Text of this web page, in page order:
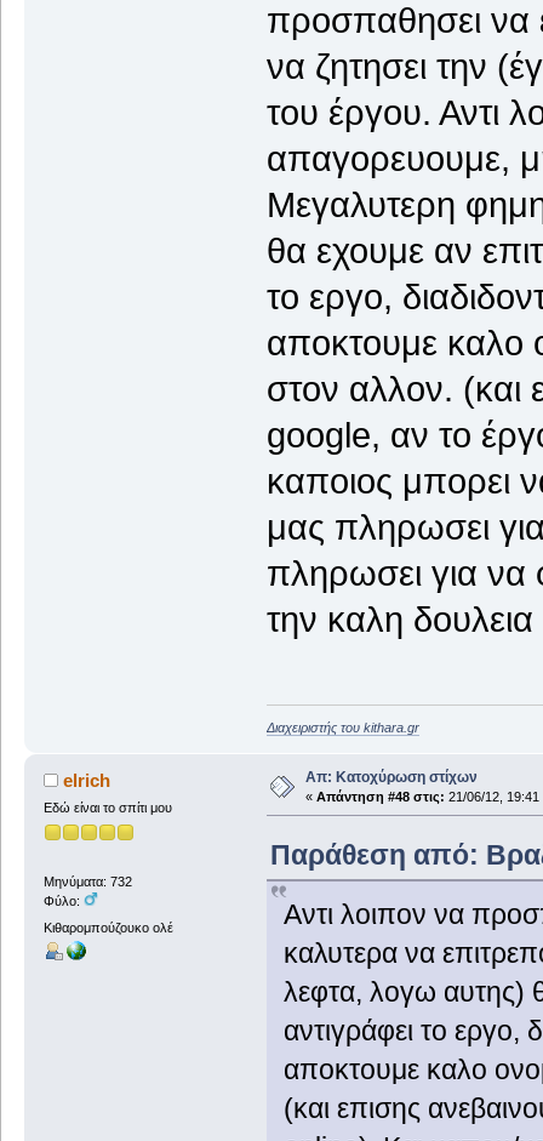
προσπαθησει να
να ζητησει την
του έργου. Αντι
απαγορευουμε,
Μεγαλυτερη
θα εχουμε αν
το εργο,
αποκτουμε καλο
στον αλλον. (και
google, αν το
καποιος μπορει
μας πληρωσει
πληρωσει για να
την καλη
Διαχειριστής του kithara.gr
elrich
Εδώ είναι το σπίτι μου
Μηνύματα: 732
Φύλο:
Κιθαρομπούζουκο ολέ
Απ: Κατοχύρωση στίχων
« Απάντηση #48 στις: 21/06/12, 19:41
Παράθεση από:
Αντι λοιπον να
καλυτερα να
λεφτα, λογω αυτης)
αντιγράφει το εργο,
αποκτουμε καλο
(και επισης